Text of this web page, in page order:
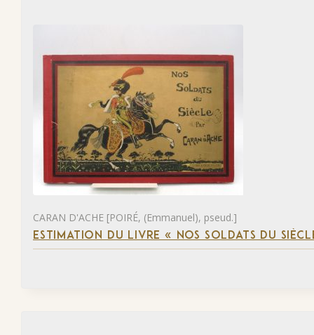
CARAN D'ACHE [POIRÉ, (Emmanuel), pseud.]
ESTIMATION DU LIVRE « NOS SOLDATS DU